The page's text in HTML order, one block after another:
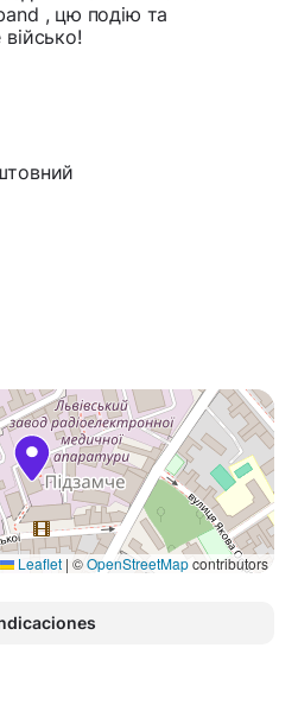
, цю подію та
Leaflet | ©OpenStreetMapcontributors